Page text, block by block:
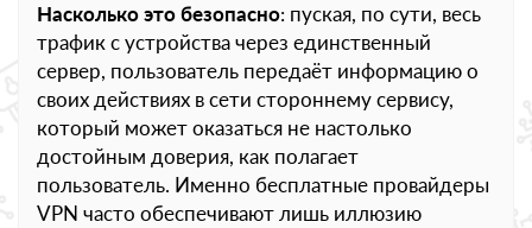
Насколько это безопасно: пуская, по сути, весь
трафик с устройства через единственный
сервер, пользователь передаёт информацию о
своих действиях в сети стороннему сервису,
который может оказаться не настолько
достойным доверия, как полагает
пользователь. Именно бесплатные провайдеры
VPN часто обеспечивают лишь иллюзию